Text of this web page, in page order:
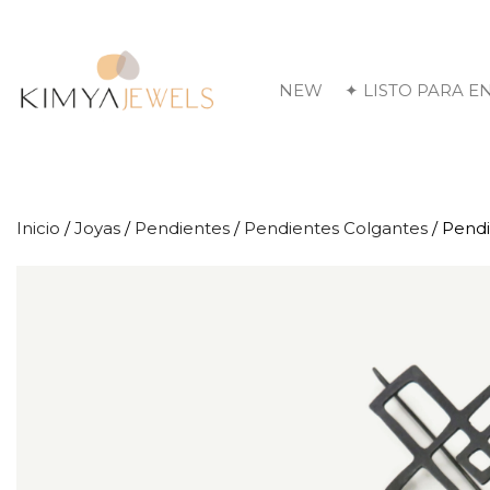
NEW ✦ LISTO PARA
Inicio /Joyas / Pendientes / Pendientes Colgantes /